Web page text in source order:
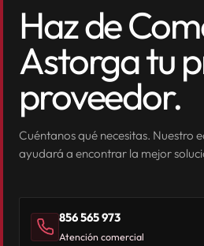
Haz de
Astorga tu
proveedor.
Cuéntanos qué necesitas. Nuestro
ayudará a encontrar la mejor
856 565 973
Atención comercial